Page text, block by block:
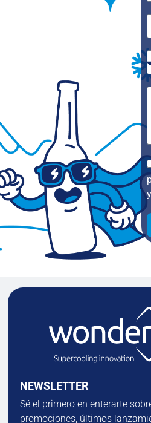
NEWSLETTER
Sé el primero en enterarte
promociones, últimos